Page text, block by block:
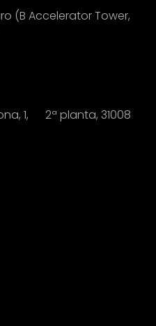
(B Accelerator Tower,
1, 2ª planta, 31008